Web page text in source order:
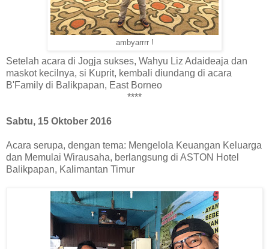
ambyarrrr !
Setelah acara di Jogja sukses, Wahyu Liz Adaideaja dan
maskot kecilnya, si Kuprit, kembali diundang di acara
B'Family di Balikpapan, East Borneo
****
Sabtu, 15 Oktober 2016
Acara serupa, dengan tema: Mengelola Keuangan Keluarga
dan Memulai Wirausaha, berlangsung di ASTON Hotel
Balikpapan, Kalimantan Timur